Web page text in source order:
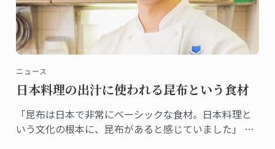
ニュース
日本料理の出汁に使われる昆布という食材
「昆布は日本で非常にベーシックな食材。日本料理と
いう文化の根本に、昆布があると感じていました」 昆